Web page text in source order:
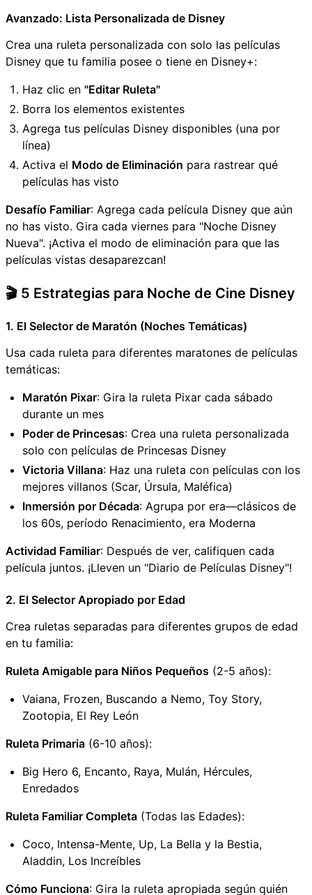
Avanzado: Lista Personalizada de Disney
Crea una ruleta personalizada con solo las películas
Disney que tu familia posee o tiene en Disney+:
Haz clic en "Editar Ruleta"
Borra los elementos existentes
Agrega tus películas Disney disponibles (una por
línea)
Activa el Modo de Eliminación para rastrear qué
películas has visto
Desafío Familiar: Agrega cada película Disney que aún
no has visto. Gira cada viernes para "Noche Disney
Nueva". ¡Activa el modo de eliminación para que las
películas vistas desaparezcan!
🎬 5 Estrategias para Noche de Cine Disney
1. El Selector de Maratón (Noches Temáticas)
Usa cada ruleta para diferentes maratones de películas
temáticas:
Maratón Pixar: Gira la ruleta Pixar cada sábado
durante un mes
Poder de Princesas: Crea una ruleta personalizada
solo con películas de Princesas Disney
Victoria Villana: Haz una ruleta con películas con los
mejores villanos (Scar, Úrsula, Maléfica)
Inmersión por Década: Agrupa por era—clásicos de
los 60s, período Renacimiento, era Moderna
Actividad Familiar: Después de ver, califiquen cada
película juntos. ¡Lleven un "Diario de Películas Disney"!
2. El Selector Apropiado por Edad
Crea ruletas separadas para diferentes grupos de edad
en tu familia:
Ruleta Amigable para Niños Pequeños (2-5 años):
Vaiana, Frozen, Buscando a Nemo, Toy Story,
Zootopia, El Rey León
Ruleta Primaria (6-10 años):
Big Hero 6, Encanto, Raya, Mulán, Hércules,
Enredados
Ruleta Familiar Completa (Todas las Edades):
Coco, Intensa-Mente, Up, La Bella y la Bestia,
Aladdin, Los Increíbles
Cómo Funciona: Gira la ruleta apropiada según quién